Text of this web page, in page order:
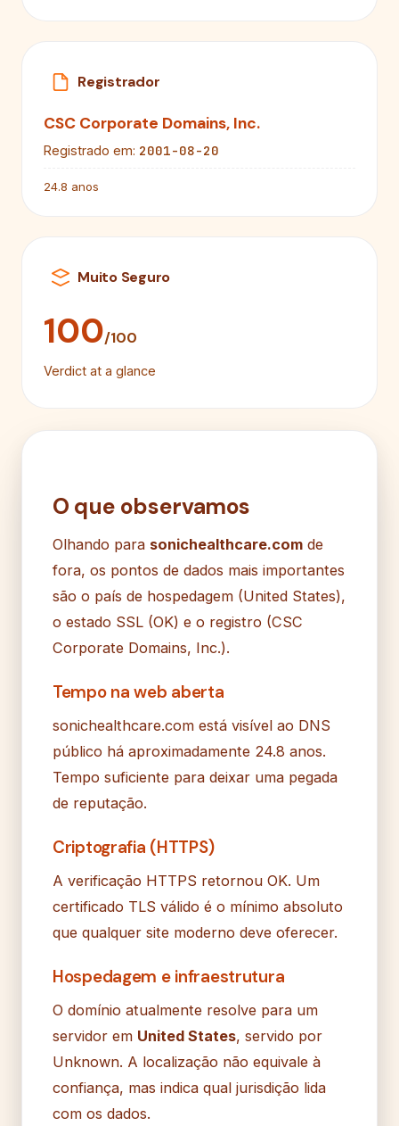
Registrador
CSC Corporate Domains, Inc.
Registrado em: 2001-08-20
24.8 anos
Muito Seguro
100/100
Verdict at a glance
O que observamos
Olhando para sonichealthcare.com de
fora, os pontos de dados mais importantes
são o país de hospedagem (United States),
o estado SSL (OK) e o registro (CSC
Corporate Domains, Inc.).
Tempo na web aberta
sonichealthcare.com está visível ao DNS
público há aproximadamente 24.8 anos.
Tempo suficiente para deixar uma pegada
de reputação.
Criptografia (HTTPS)
A verificação HTTPS retornou OK. Um
certificado TLS válido é o mínimo absoluto
que qualquer site moderno deve oferecer.
Hospedagem e infraestrutura
O domínio atualmente resolve para um
servidor em United States, servido por
Unknown. A localização não equivale à
confiança, mas indica qual jurisdição lida
com os dados.